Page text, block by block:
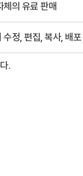
체의 유료 판매
수정, 편집, 복사, 배
.